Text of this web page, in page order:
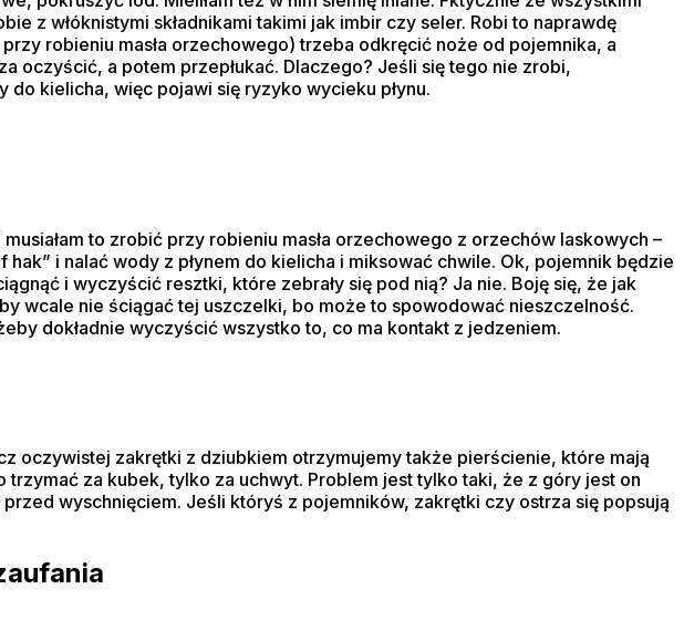
z włóknistymi składnikami takimi jak imbir czy seler. Robi to naprawdę
robieniu masła orzechowego) trzeba odkręcić noże od pojemnika, a
oczyścić, a potem przepłukać. Dlaczego? Jeśli się tego nie zrobi,
kielicha, więc pojawi się ryzyko wycieku płynu.
to zrobić przy robieniu masła orzechowego z orzechów laskowych –
i nalać wody z płynem do kielicha i miksować chwile. Ok, pojemnik będzie
i wyczyścić resztki, które zebrały się pod nią? Ja nie. Boję się, że jak
wcale nie ściągać tej uszczelki, bo może to spowodować nieszczelność.
dokładnie wyczyścić wszystko to, co ma kontakt z jedzeniem.
oczywistej zakrętki z dziubkiem otrzymujemy także pierścienie, które mają
za kubek, tylko za uchwyt. Problem jest tylko taki, że z góry jest on
wyschnięciem. Jeśli któryś z pojemników, zakrętki czy ostrza się popsują